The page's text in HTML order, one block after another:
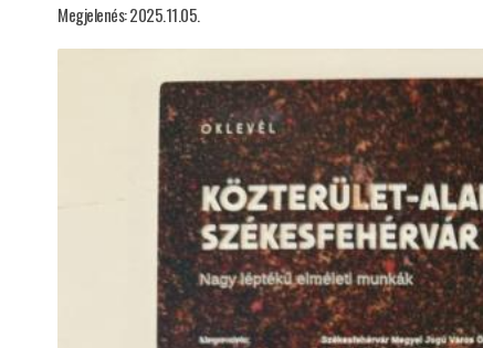
Megjelenés: 2025.11.05.